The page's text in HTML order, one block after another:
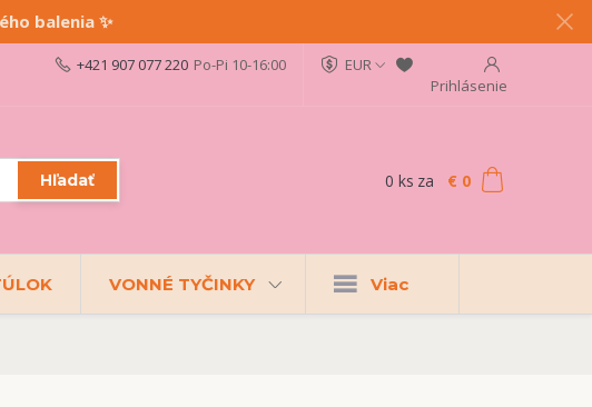
balenia ✨
EUR
Prihlásenie
Hľadať
+421 907 077 220 Po-Pi 10-16:00
0 ks za € 0
VONNÉ TYČINKY Viac